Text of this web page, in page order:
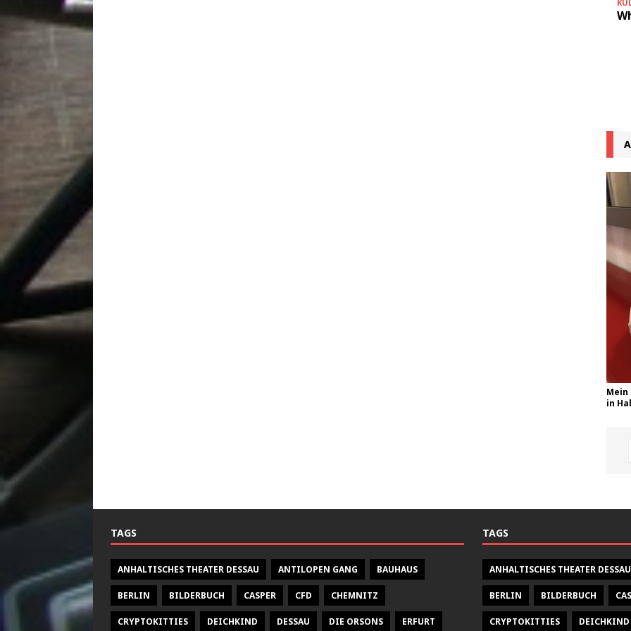
in
TAGS
ANHALTISCHES THEATER DESSAU ANTILOPEN GANG BAUHAUS
BERLIN BILDERBUCH CASPER CFD CHEMNITZ
CRYPTOKITTIES DEICHKIND DESSAU DIE ORSONS ERFURT
TAGS
ANHALTISCHES THEATER DESSAU
BERLIN BILDERBUCH
CRYPTOKITTIES DEICHKIND